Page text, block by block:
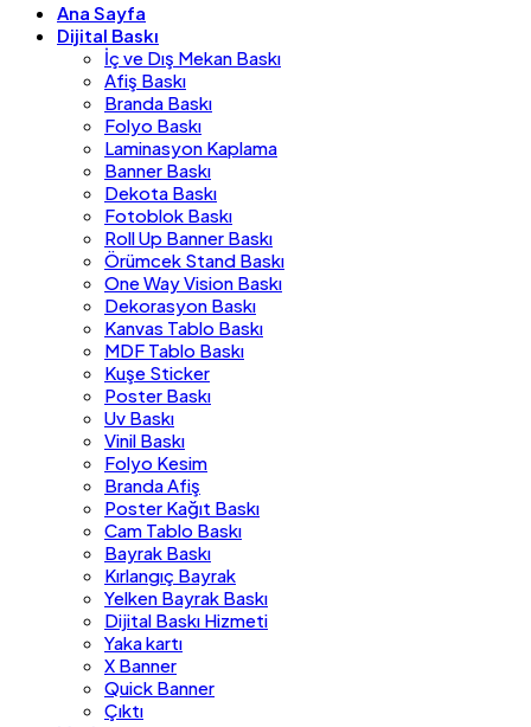
Ana Sayfa
Dijital Baskı
İç ve Dış Mekan Baskı
Afiş Baskı
Branda Baskı
Folyo Baskı
Laminasyon Kaplama
Banner Baskı
Dekota Baskı
Fotoblok Baskı
Roll Up Banner Baskı
Örümcek Stand Baskı
One Way Vision Baskı
Dekorasyon Baskı
Kanvas Tablo Baskı
MDF Tablo Baskı
Kuşe Sticker
Poster Baskı
Uv Baskı
Vinil Baskı
Folyo Kesim
Branda Afiş
Poster Kağıt Baskı
Cam Tablo Baskı
Bayrak Baskı
Kırlangıç Bayrak
Yelken Bayrak Baskı
Dijital Baskı Hizmeti
Yaka kartı
X Banner
Quick Banner
Çıktı